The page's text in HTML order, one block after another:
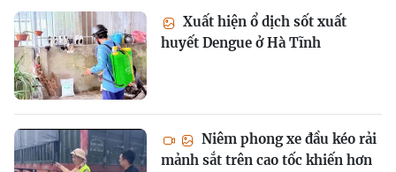
Xuất hiện ổ dịch sốt xuất
huyết Dengue ở Hà Tĩnh
Niêm phong xe đầu kéo rải
mảnh sắt trên cao tốc khiến hơn